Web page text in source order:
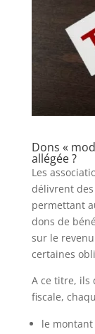
Dons «
allégée ?
Les
délivrent
permettant
dons de
sur le
certaines
A ce titre, ils
fiscale,
le